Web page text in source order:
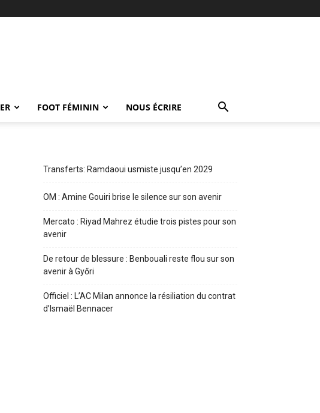
FOOT FÉMININ NOUS ÉCRIRE
Transferts: Ramdaoui usmiste jusqu’en 2029
OM : Amine Gouiri brise le silence sur son avenir
Mercato : Riyad Mahrez étudie trois pistes pour son
avenir
De retour de blessure : Benbouali reste flou sur son
avenir à Győri
Officiel : L’AC Milan annonce la résiliation du contrat
d’Ismaël Bennacer